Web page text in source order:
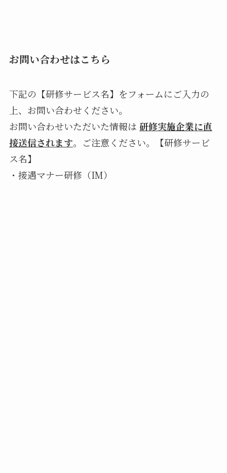
お問い合わせはこちら
下記の【研修サービス名】をフォームにご入力の
上、お問い合わせください。
お問い合わせいただいた情報は 研修実施企業に直
接送信されます。ご注意ください。【研修サービ
ス名】
・接遇マナー研修（IM）